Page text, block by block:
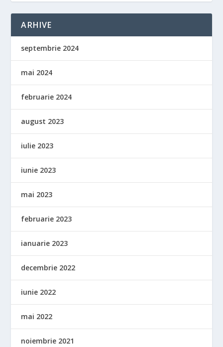
ARHIVE
septembrie 2024
mai 2024
februarie 2024
august 2023
iulie 2023
iunie 2023
mai 2023
februarie 2023
ianuarie 2023
decembrie 2022
iunie 2022
mai 2022
noiembrie 2021